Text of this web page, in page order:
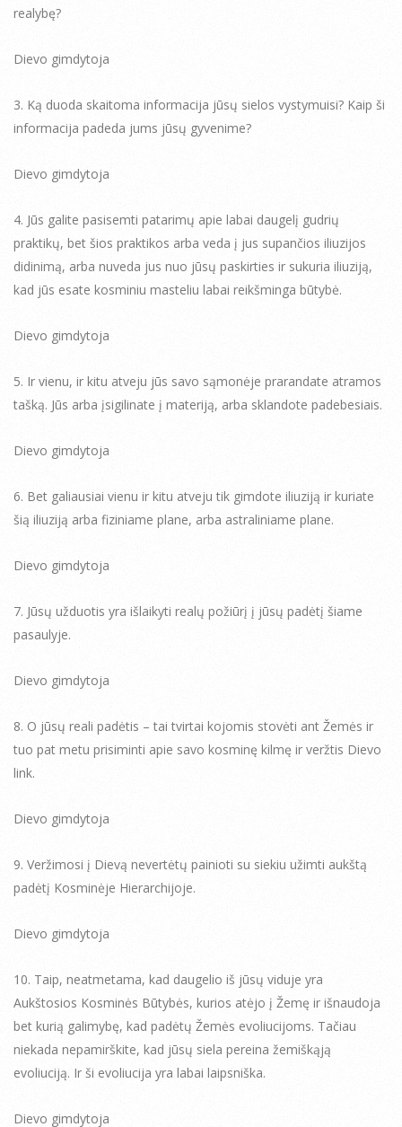
realybę?
Dievo gimdytoja
3. Ką duoda skaitoma informacija jūsų sielos vystymuisi? Kaip ši
informacija padeda jums jūsų gyvenime?
Dievo gimdytoja
4. Jūs galite pasisemti patarimų apie labai daugelį gudrių
praktikų, bet šios praktikos arba veda į jus supančios iliuzijos
didinimą, arba nuveda jus nuo jūsų paskirties ir sukuria iliuziją,
kad jūs esate kosminiu masteliu labai reikšminga būtybė.
Dievo gimdytoja
5. Ir vienu, ir kitu atveju jūs savo sąmonėje prarandate atramos
tašką. Jūs arba įsigilinate į materiją, arba sklandote padebesiais.
Dievo gimdytoja
6. Bet galiausiai vienu ir kitu atveju tik gimdote iliuziją ir kuriate
šią iliuziją arba fiziniame plane, arba astraliniame plane.
Dievo gimdytoja
7. Jūsų užduotis yra išlaikyti realų požiūrį į jūsų padėtį šiame
pasaulyje.
Dievo gimdytoja
8. O jūsų reali padėtis – tai tvirtai kojomis stovėti ant Žemės ir
tuo pat metu prisiminti apie savo kosminę kilmę ir veržtis Dievo
link.
Dievo gimdytoja
9. Veržimosi į Dievą nevertėtų painioti su siekiu užimti aukštą
padėtį Kosminėje Hierarchijoje.
Dievo gimdytoja
10. Taip, neatmetama, kad daugelio iš jūsų viduje yra
Aukštosios Kosminės Būtybės, kurios atėjo į Žemę ir išnaudoja
bet kurią galimybę, kad padėtų Žemės evoliucijoms. Tačiau
niekada nepamirškite, kad jūsų siela pereina žemiškąją
evoliuciją. Ir ši evoliucija yra labai laipsniška.
Dievo gimdytoja